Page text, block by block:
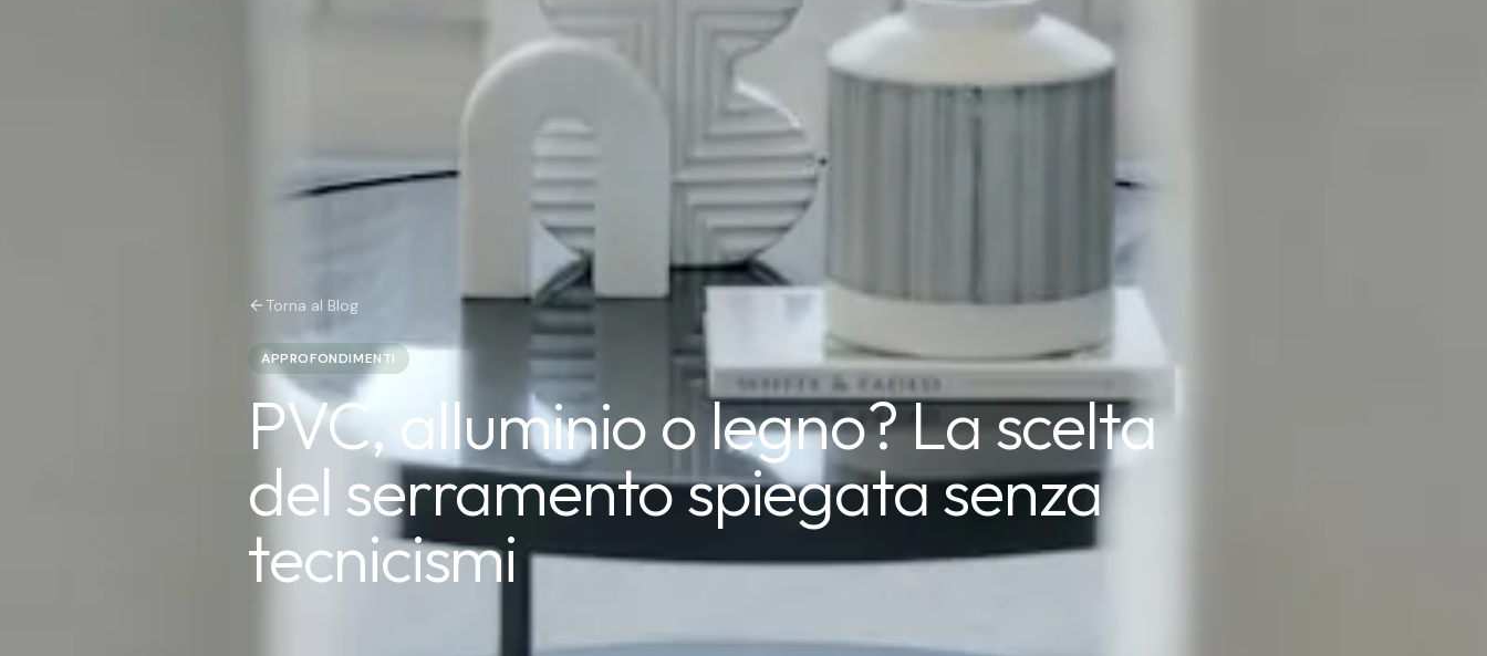
Torna al Blog
APPROFONDIMENTI
PVC, alluminio o legno? La scelta
del serramento spiegata senza
tecnicismi